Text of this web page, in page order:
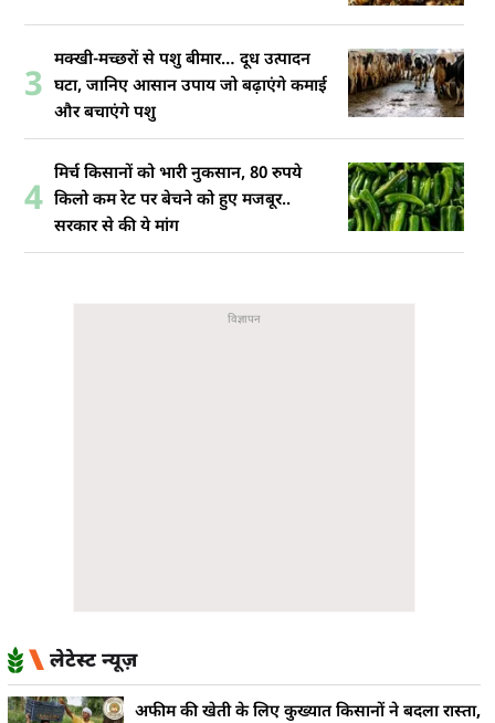
3
मक्खी-मच्छरों से पशु बीमार… दूध उत्पादन
घटा, जानिए आसान उपाय जो बढ़ाएंगे कमाई
और बचाएंगे पशु
4
मिर्च किसानों को भारी नुकसान, 80 रुपये
किलो कम रेट पर बेचने को हुए मजबूर..
सरकार से की ये मांग
लेटेस्ट न्यूज़
अफीम की खेती के लिए कुख्यात किसानों ने बदला रास्ता,